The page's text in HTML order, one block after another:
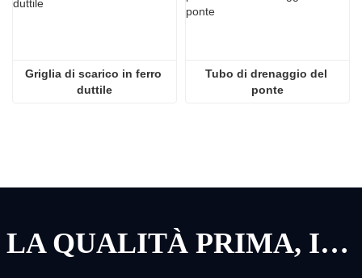
Griglia di scarico in ferro
duttile
Tubo di drenaggio del
ponte
LA QUALITÀ PRIMA, IL SERVIZIO PRIMA